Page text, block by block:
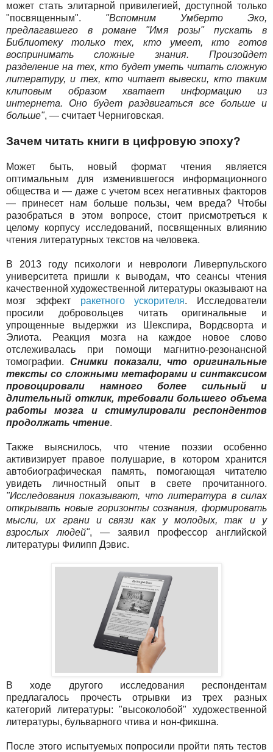
может стать элитарной привилегией, доступной только
"посвященным". "Вспомним Умберто Эко,
предлагавшего в романе "Имя розы" пускать в
Библиотеку только тех, кто умеет, кто готов
воспринимать сложные знания. Произойдет
разделение на тех, кто будет уметь читать сложную
литературу, и тех, кто читает вывески, кто таким
клиповым образом хватает информацию из
интернета. Оно будет раздвигаться все больше и
больше", — считает Черниговская.
Зачем читать книги в цифровую эпоху?
Может быть, новый формат чтения является
оптимальным для изменившегося информационного
общества и — даже с учетом всех негативных факторов
— принесет нам больше пользы, чем вреда? Чтобы
разобраться в этом вопросе, стоит присмотреться к
целому корпусу исследований, посвященных влиянию
чтения литературных текстов на человека.
В 2013 году психологи и неврологи Ливерпульского
университета пришли к выводам, что сеансы чтения
качественной художественной литературы оказывают на
мозг эффект ракетного ускорителя. Исследователи
просили добровольцев читать оригинальные и
упрощенные выдержки из Шекспира, Вордсворта и
Элиота. Реакция мозга на каждое новое слово
отслеживалась при помощи магнитно-резонансной
томографии. Снимки показали, что оригинальные
тексты со сложными метафорами и синтаксисом
провоцировали намного более сильный и
длительный отклик, требовали большего объема
работы мозга и стимулировали респондентов
продолжать чтение.
Также выяснилось, что чтение поэзии особенно
активизирует правое полушарие, в котором хранится
автобиографическая память, помогающая читателю
увидеть личностный опыт в свете прочитанного.
"Исследования показывают, что литература в силах
открывать новые горизонты сознания, формировать
мысли, их грани и связи как у молодых, так и у
взрослых людей", — заявил профессор английской
литературы Филипп Дэвис.
В ходе другого исследования респондентам
предлагалось прочесть отрывки из трех разных
категорий литературы: "высоколобой" художественной
литературы, бульварного чтива и нон-фикшна.
После этого испытуемых попросили пройти пять тестов